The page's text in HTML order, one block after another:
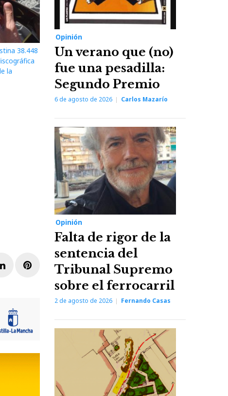
38.448
la
LinkedInPinterest
Opinión
Un verano que (no)
fue una pesadilla:
Segundo Premio
6 de agosto de 2026 Carlos Mazarío
Opinión
Falta de rigor de la
sentencia del
Tribunal Supremo
sobre el ferrocarril
2 de agosto de 2026 Fernando Casas